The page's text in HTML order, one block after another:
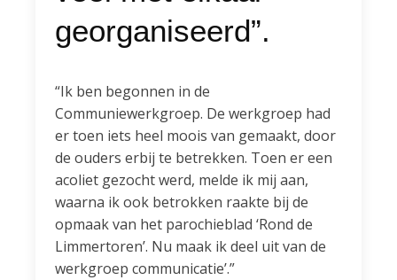
georganiseerd”.
“Ik ben begonnen in de
Communiewerkgroep. De werkgroep had
er toen iets heel moois van gemaakt, door
de ouders erbij te betrekken. Toen er een
acoliet gezocht werd, melde ik mij aan,
waarna ik ook betrokken raakte bij de
opmaak van het parochieblad ‘Rond de
Limmertoren’. Nu maak ik deel uit van de
werkgroep communicatie’.”